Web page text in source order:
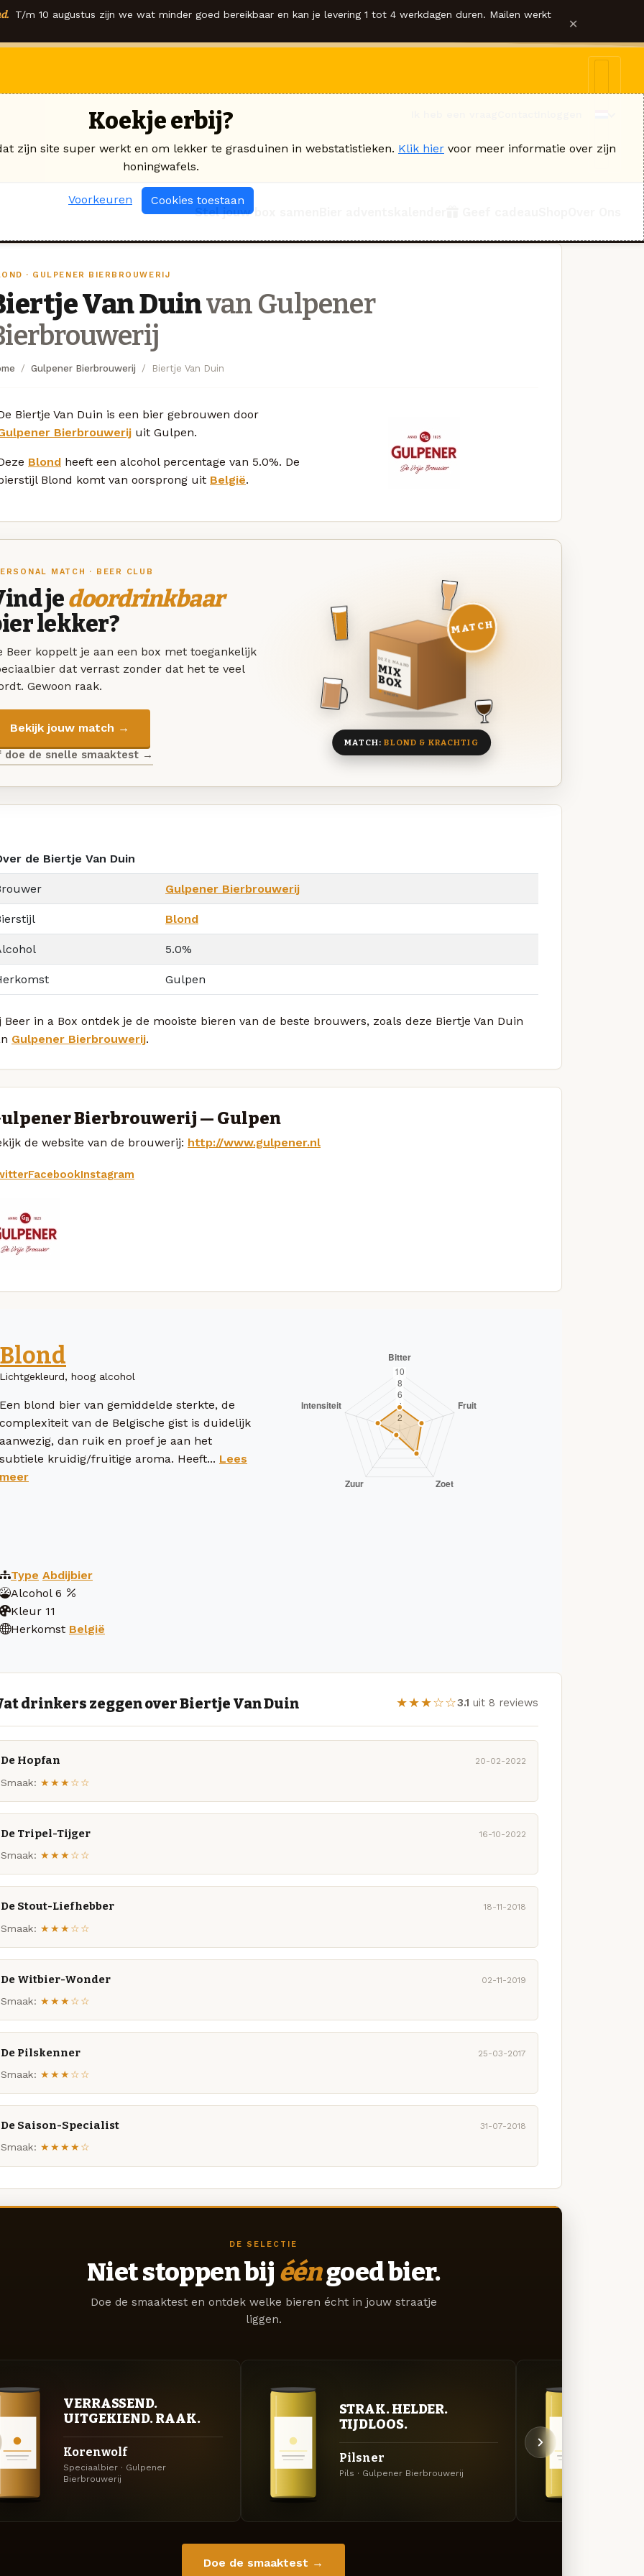
T/m 10 augustus zijn we wat minder goed bereikbaar en kan je levering 1 tot 4 werkdagen duren. Mailen werkt ×
Stel jouw box samen
· GULPENER BIERBROUWERIJ
Van Duinvan Gulpener
Gulpener Bierbrouwerij Biertje Van Duin
Biertje Van Duin is een bier gebrouwen door
Bierbrouwerij uit Gulpen.
Blond heeft een alcohol percentage van 5.0%. De
Blond komt van oorsprong uit België.
MATCH · BEER CLUB
jedoordrinkbaar
lekker?
Beer koppelt je aan een box met toegankelijk
dat verrast zonder dat het te veel
Gewoon raak.
Bekijk jouw match →
doe de snelle smaaktest →
DEZE MAAND
MIX
BOX
8 BIEREN
MATCH
MATCH:BLOND & KRACHTIG
de Biertje Van Duin
Gulpener Bierbrouwerij
Blond
5.0%
Gulpen
Beer in a Box ontdek je de mooiste bieren van de beste brouwers, zoals deze Biertje Van Duin
Gulpener Bierbrouwerij.
Bierbrouwerij — Gulpen
de website van de brouwerij: http://www.gulpener.nl
FacebookInstagram
Blond
Lichtgekleurd, hoog alcohol
Een blond bier van gemiddelde sterkte, de
complexiteit van de Belgische gist is duidelijk
aanwezig, dan ruik en proef je aan het
subtiele kruidig/fruitige aroma. Heeft... Lees
meer
Type Abdijbier
Alcohol 6
Kleur 11
Herkomst België
drinkers zeggen over Biertje Van Duin ★★★☆☆3.1 uit 8 reviews
De Hopfan 20-02-2022
Smaak: ★★★☆☆
De Tripel-Tijger 16-10-2022
Smaak: ★★★☆☆
De Stout-Liefhebber 18-11-2018
Smaak: ★★★☆☆
De Witbier-Wonder 02-11-2019
Smaak: ★★★☆☆
De Pilskenner 25-03-2017
Smaak: ★★★☆☆
De Saison-Specialist 31-07-2018
Smaak: ★★★★☆
DE SELECTIE
Niet stoppen bij ééngoed bier.
Doe de smaaktest en ontdek welke bieren écht in jouw straatje
liggen.
VERRASSEND.
UITGEKIEND. RAAK.
Korenwolf
Speciaalbier · Gulpener
Bierbrouwerij
STRAK. HELDER.
TIJDLOOS.
Pilsner
Pils · Gulpener Bierbrouwerij
Doe de smaaktest →
Koekje erbij?
zijn site super werkt en om lekker te grasduinen in webstatistieken. Klik hier voor meer informatie over zijn
honingwafels.
Voorkeuren Cookies toestaan